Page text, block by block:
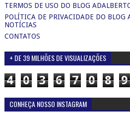
TERMOS DE USO DO BLOG
POLÍTICA DE PRIVACIDADE DO BLOG
NOTÍCIAS
CONTATOS
+ DE 39 MILHÕES DE VISUALIZAÇÕES
4 0 3 6 7 0 8 9
CONHEÇA NOSSO INSTAGRAM